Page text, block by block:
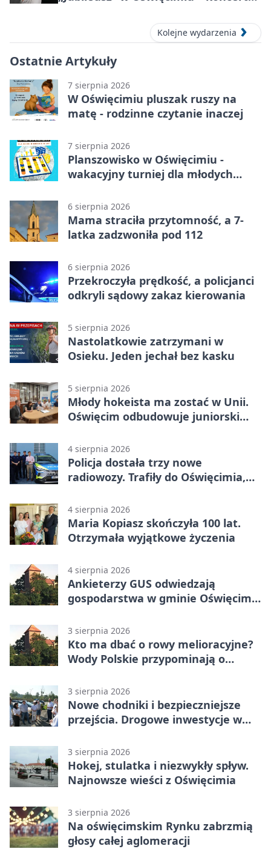
Kolejne wydarzenia
Ostatnie Artykuły
7 sierpnia 2026
W Oświęcimiu pluszak ruszy na
matę - rodzinne czytanie inaczej
7 sierpnia 2026
Planszowisko w Oświęcimiu -
wakacyjny turniej dla młodych
6 sierpnia 2026
Mama straciła przytomność, a 7-
latka zadzwoniła pod 112
6 sierpnia 2026
Przekroczyła prędkość, a policjanci
odkryli sądowy zakaz kierowania
5 sierpnia 2026
Nastolatkowie zatrzymani w
Osieku. Jeden jechał bez kasku
5 sierpnia 2026
Młody hokeista ma zostać w Unii.
Oświęcim odbudowuje juniorski
4 sierpnia 2026
Policja dostała trzy nowe
radiowozy. Trafiły do Oświęcimia,
4 sierpnia 2026
Maria Kopiasz skończyła 100 lat.
Otrzymała wyjątkowe życzenia
4 sierpnia 2026
Ankieterzy GUS odwiedzają
gospodarstwa w gminie Oświęcim.
3 sierpnia 2026
Kto ma dbać o rowy melioracyjne?
Wody Polskie przypominają o
3 sierpnia 2026
Nowe chodniki i bezpieczniejsze
przejścia. Drogowe inwestycje w
3 sierpnia 2026
Hokej, stulatka i niezwykły spływ.
Najnowsze wieści z Oświęcimia
3 sierpnia 2026
Na oświęcimskim Rynku zabrzmią
głosy całej aglomeracji